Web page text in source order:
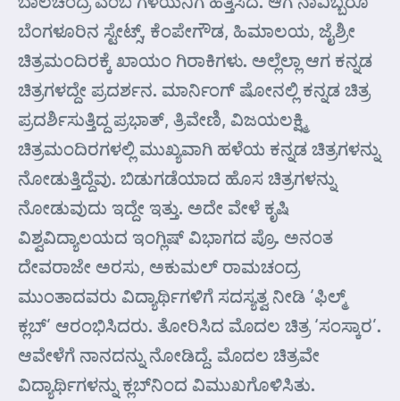
ಬೆಂಗಳೂರಿನ ಸ್ಟೇಟ್ಸ್, ಕೆಂಪೇಗೌಡ, ಹಿಮಾಲಯ, ಜೈಶ್ರೀ
ಚಿತ್ರಮಂದಿರಕ್ಕೆ ಖಾಯಂ ಗಿರಾಕಿಗಳು. ಅಲ್ಲೆಲ್ಲಾ ಆಗ ಕನ್ನಡ
ಚಿತ್ರಗಳದ್ದೇ ಪ್ರದರ್ಶನ. ಮಾರ್ನಿಂಗ್ ಷೋನಲ್ಲಿ ಕನ್ನಡ ಚಿತ್ರ
ಪ್ರದರ್ಶಿಸುತ್ತಿದ್ದ ಪ್ರಭಾತ್, ತ್ರಿವೇಣಿ, ವಿಜಯಲಕ್ಷ್ಮಿ
ಚಿತ್ರಮಂದಿರಗಳಲ್ಲಿ ಮುಖ್ಯವಾಗಿ ಹಳೆಯ ಕನ್ನಡ ಚಿತ್ರಗಳನ್ನು
ನೋಡುತ್ತಿದ್ದೆವು. ಬಿಡುಗಡೆಯಾದ ಹೊಸ ಚಿತ್ರಗಳನ್ನು
ನೋಡುವುದು ಇದ್ದೇ ಇತ್ತು. ಅದೇ ವೇಳೆ ಕೃಷಿ
ವಿಶ್ವವಿದ್ಯಾಲಯದ ಇಂಗ್ಲಿಷ್ ವಿಭಾಗದ ಪ್ರೊ. ಅನಂತ
ದೇವರಾಜೇ ಅರಸು, ಅಕುಮಲ್ ರಾಮಚಂದ್ರ
ಮುಂತಾದವರು ವಿದ್ಯಾರ್ಥಿಗಳಿಗೆ ಸದಸ್ಯತ್ವ ನೀಡಿ ‘ಫಿಲ್ಮ್
ಕ್ಲಬ್’ ಆರಂಭಿಸಿದರು. ತೋರಿಸಿದ ಮೊದಲ ಚಿತ್ರ ‘ಸಂಸ್ಕಾರ’.
ಆವೇಳೆಗೆ ನಾನದನ್ನು ನೋಡಿದ್ದೆ. ಮೊದಲ ಚಿತ್ರವೇ
ವಿದ್ಯಾರ್ಥಿಗಳನ್ನು ಕ್ಲಬ್‌ನಿಂದ ವಿಮುಖಗೊಳಿಸಿತು.